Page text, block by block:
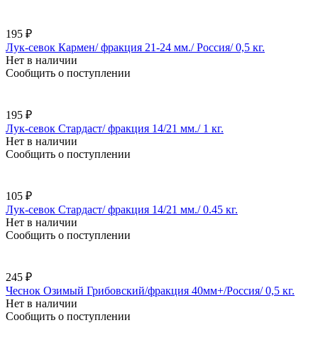
195 ₽
Лук-севок Кармен/ фракция 21-24 мм./ Россия/ 0,5 кг.
Нет в наличии
Сообщить о поступлении
195 ₽
Лук-севок Стардаст/ фракция 14/21 мм./ 1 кг.
Нет в наличии
Сообщить о поступлении
105 ₽
Лук-севок Стардаст/ фракция 14/21 мм./ 0.45 кг.
Нет в наличии
Сообщить о поступлении
245 ₽
Чеснок Озимый Грибовский/фракция 40мм+/Россия/ 0,5 кг.
Нет в наличии
Сообщить о поступлении